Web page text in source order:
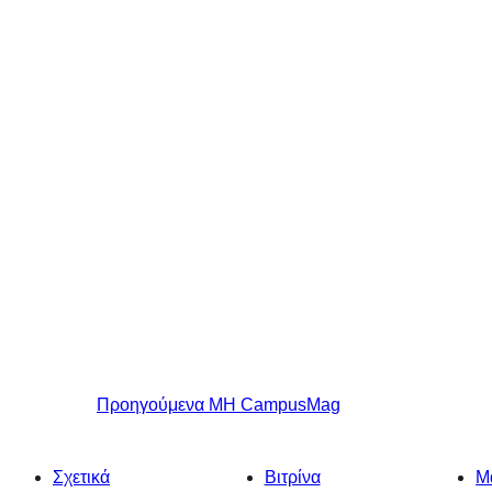
Προηγούμενα MH CampusMag
Σχετικά Βιτρίνα